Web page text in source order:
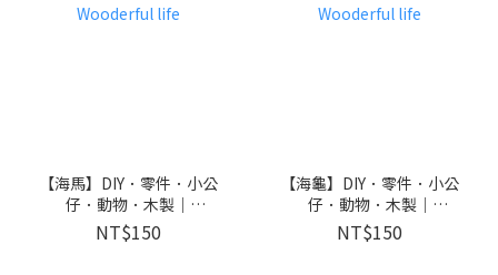
【海馬】DIY．零件．小公
仔．動物．木製｜
1153403 Wooderful life
NT$150
【海龜】DIY．零件．小公
仔．動物．木製｜
1153401 Wooderful life
NT$150